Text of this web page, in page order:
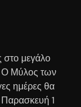
στο μεγάλο
Ο Μύλος των
ημέρες θα
Παρασκευή 1